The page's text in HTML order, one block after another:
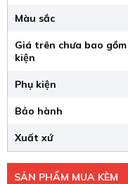
vệ sinh dễ dàng
Màu sắc
Giá trên chưa bao
kiện
Phụ kiện
Bảo hành
Xuất xứ
SẢN PHẨM MUA KÈM